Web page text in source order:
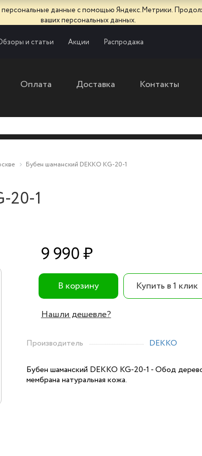
данные с помощью Яндекс.Метрики.
ваших персональных данных.
и статьи Акции Распродажа
Оплата Доставка Контакты
Бубен шаманский DEKKO KG-20-1
20-1
9 990 ₽
В корзину Купить в 1 клик
Нашли дешевле?
Производитель DEKKO
Бубен шаманский DEKKO KG-20-1 - Обод
мембрана натуральная кожа.